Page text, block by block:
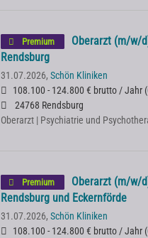
Premium
Oberarzt (m/w/
Rendsburg
31.07.2026, Schön Kliniken
108.100 - 124.800 € brutto / Jahr (
24768 Rendsburg
Oberarzt | Psychiatrie und
Premium
Oberarzt (m/w/
Rendsburg und Eckernförde
31.07.2026, Schön Kliniken
108.100 - 124.800 € brutto / Jahr (